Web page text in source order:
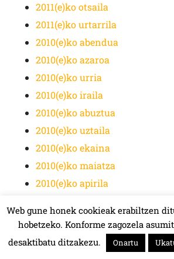
2011(e)ko otsaila
2011(e)ko urtarrila
2010(e)ko abendua
2010(e)ko azaroa
2010(e)ko urria
2010(e)ko iraila
2010(e)ko abuztua
2010(e)ko uztaila
2010(e)ko ekaina
2010(e)ko maiatza
2010(e)ko apirila
2010(e)ko otsaila
2010(e)ko urtarrila
2009(e)ko abendua
HALA BEDI BAT 107.4 MHz.
Web gune honek cookieak erabiltzen
hobetzeko. Konforme zagozela
desaktibatu ditzakezu.
Onartu